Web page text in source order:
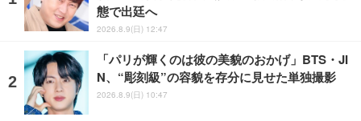
態で出廷へ
2026.8.9(日) 12:47
「パリが輝くのは彼の美貌のおかげ」BTS・JI
N、“彫刻級”の容貌を存分に見せた単独撮影
2026.8.9(日) 10:47